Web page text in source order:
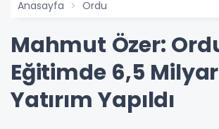
Anasayfa Ordu
Mahmut Özer:
Eğitimde 6,5 Milyar
Yatırım Yapıldı